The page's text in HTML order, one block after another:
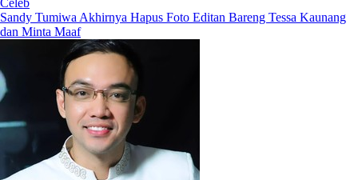
Sandy Tumiwa Akhirnya Hapus Foto Editan Bareng Tessa Kaunang
dan Minta Maaf